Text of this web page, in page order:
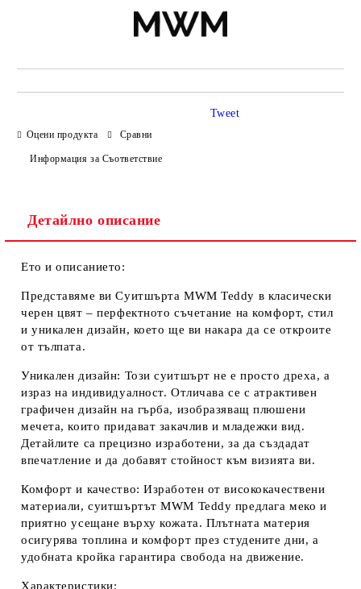
Оцени продукта Сравни
Информация за Съответствие
Tweet
Детайлно описание
Ето и описанието:
Представяме ви Суитшърта MWM Teddy в класически
черен цвят – перфектното съчетание на комфорт, стил
и уникален дизайн, което ще ви накара да се откроите
от тълпата.
Уникален дизайн: Този суитшърт не е просто дреха, а
израз на индивидуалност. Отличава се с атрактивен
графичен дизайн на гърба, изобразяващ плюшени
мечета, които придават закачлив и младежки вид.
Детайлите са прецизно изработени, за да създадат
впечатление и да добавят стойност към визията ви.
Комфорт и качество: Изработен от висококачествени
материали, суитшъртът MWM Teddy предлага меко и
приятно усещане върху кожата. Плътната материя
осигурява топлина и комфорт през студените дни, а
удобната кройка гарантира свобода на движение.
Характеристики: